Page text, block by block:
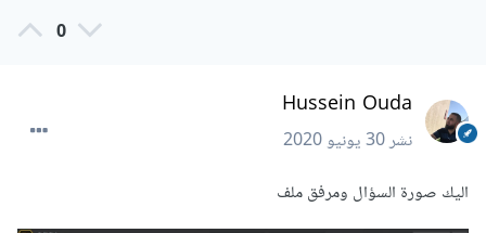
0
Hussein Ouda
نشر30 يونيو 2020
اليك صورة السؤال ومرفق ملف